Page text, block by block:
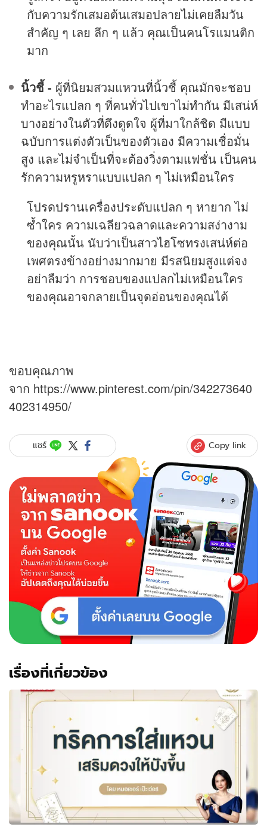
กับความรักเสมอต้นเสมอปลายไม่เคยลืมวัน
สำคัญ ๆ เลย ลึก ๆ แล้ว คุณเป็นคนโรแมนติก
มาก
นิ้วชี้ - ผู้ที่นิยมสวมแหวนที่นิ้วชี้ คุณมักจะชอบ
ทำอะไรแปลก ๆ ที่คนทั่วไปเขาไม่ทำกัน มีเสน่ห์
บางอย่างในตัวที่ดึงดูดใจ ผู้ที่มาใกล้ชิด มีแบบ
ฉบับการแต่งตัวเป็นของตัวเอง มีความเชื่อมั่น
สูง และไม่จำเป็นที่จะต้องวิ่งตามแฟชั่น เป็นคน
รักความหรูหราแบบแปลก ๆ ไม่เหมือนใคร
โปรดปรานเครื่องประดับแปลก ๆ หายาก ไม่
ซ้ำใคร ความเฉลียวฉลาดและความสง่างาม
ของคุณนั้น นับว่าเป็นสาวไฮโซทรงเสน่ห์ต่อ
เพศตรงข้างอย่างมากมาย มีรสนิยมสูงแต่จง
อย่าลืมว่า การชอบของแปลกไม่เหมือนใคร
ของคุณอาจกลายเป็นจุดอ่อนของคุณได้
ขอบคุณภาพ
จาก https://www.pinterest.com/pin/342273640
402314950/
แชร์ Copy link
เรื่องที่เกี่ยวข้อง